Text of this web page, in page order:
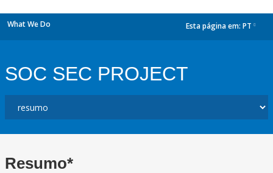
What We Do Esta página em: PT
SOC SEC PROJECT
Resumo*